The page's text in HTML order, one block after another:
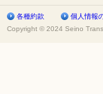
各種約款 個人情報
Copyright © 2024 Seino